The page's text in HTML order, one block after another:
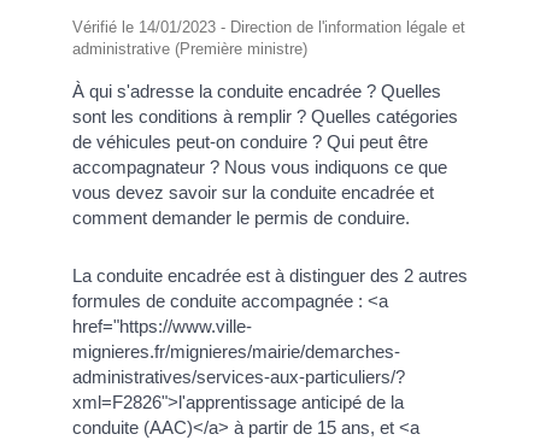
Vérifié le 14/01/2023 - Direction de l'information légale et
administrative (Première ministre)
À qui s'adresse la conduite encadrée ? Quelles
sont les conditions à remplir ? Quelles catégories
de véhicules peut-on conduire ? Qui peut être
accompagnateur ? Nous vous indiquons ce que
vous devez savoir sur la conduite encadrée et
comment demander le permis de conduire.
La conduite encadrée est à distinguer des 2 autres
formules de conduite accompagnée : <a
href="https://www.ville-
mignieres.fr/mignieres/mairie/demarches-
administratives/services-aux-particuliers/?
xml=F2826">l'apprentissage anticipé de la
conduite (AAC)</a> à partir de 15 ans, et <a